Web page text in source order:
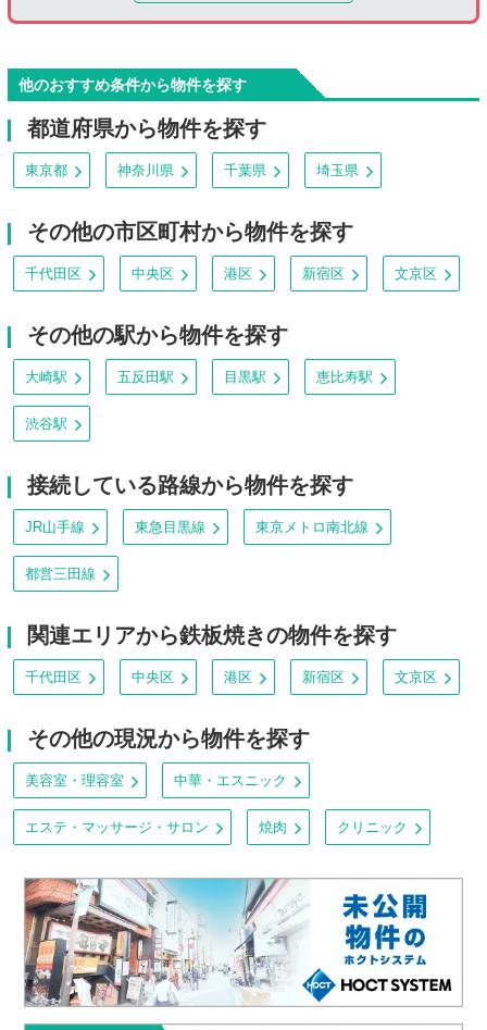
他のおすすめ条件から物件を探す
都道府県から物件を探す
東京都 神奈川県 千葉県 埼玉県
その他の市区町村から物件を探す
千代田区 中央区 港区 新宿区 文京区
その他の駅から物件を探す
大崎駅 五反田駅 目黒駅 恵比寿駅
渋谷駅
接続している路線から物件を探す
JR山手線 東急目黒線 東京メトロ南北線
都営三田線
関連エリアから鉄板焼きの物件を探す
千代田区 中央区 港区 新宿区 文京区
その他の現況から物件を探す
美容室・理容室 中華・エスニック
エステ・マッサージ・サロン 焼肉 クリニック